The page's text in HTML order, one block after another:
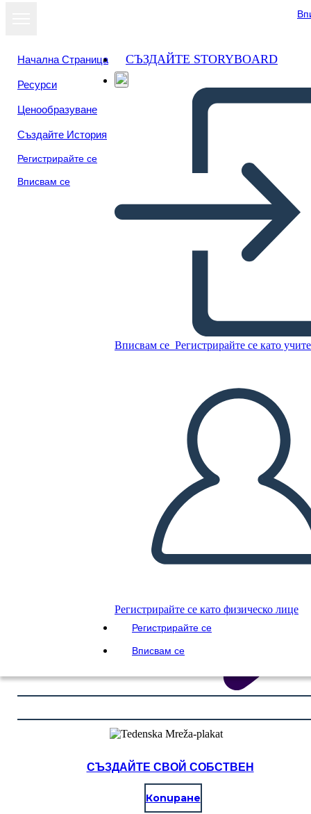
Начална Страница
Ресурси
Ценообразуване
Създайте История
Регистрирайте се
Вписвам се
СЪЗДАЙТЕ STORYBOARD
Вписвам се Регистрирайте се като
Регистрирайте се като физическо лице
Регистрирайте се
Вписвам се
Копирайте този Storyboard
СЪЗДАЙТЕ СЦЕНАРИЙ
ПУСКАНЕ НА СЛАЙДШОУ
ЧЕТИ МИ
СЪЗДАЙТЕ СВОЙ СОБСТВЕН
Копиране